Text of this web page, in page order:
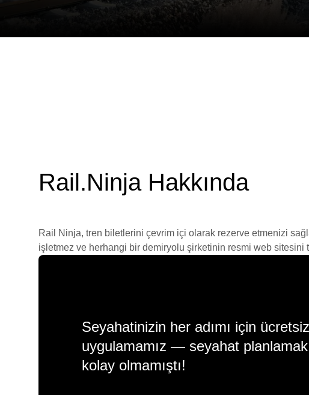
Rail.Ninja Hakkında
Rail Ninja, tren biletlerini çevrim içi olarak rezerve etmenizi
işletmez ve herhangi bir demiryolu şirketinin resmi web
Seyahatinizin her adımı için ücretsiz
uygulamamız — seyahat
kolay olmamıştı!